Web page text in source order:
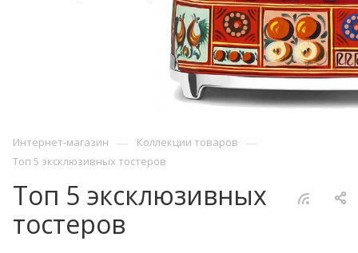
Интернет-магазин — Коллекции товаров —
Топ 5 эксклюзивных тостеров
Топ 5 эксклюзивных
тостеров